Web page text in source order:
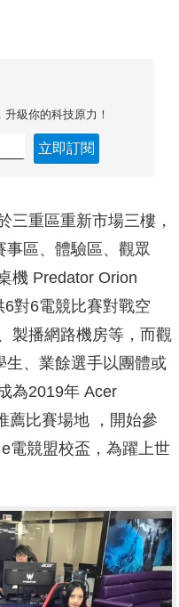
級你的科技原力！
立即訂閱
三重區重新市場三樓，
區、體驗區、觀眾
機 Predator Orion
對6電競比賽對戰空
製播網路機房等，而觀
生、業餘選手以團體或
為2019年 Acer
薦比賽場地 ，開始參
電競盟校盃，為躍上世